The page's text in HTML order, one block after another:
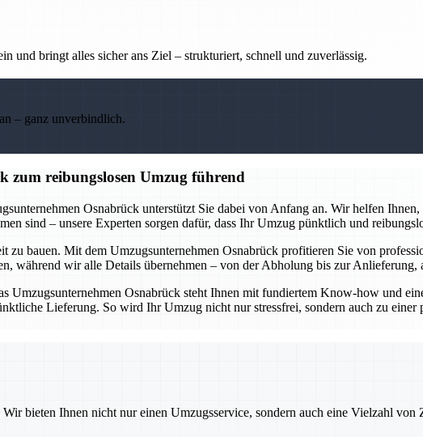
und bringt alles sicher ans Ziel – strukturiert, schnell und zuverlässig.
– ganz unverbindlich.
zum reibungslosen Umzug führend
Osnabrück unterstützt Sie dabei von Anfang an. Wir helfen
sind – unsere Experten sorgen dafür, dass Ihr Umzug pünktlich und
zu bauen. Mit dem Umzugsunternehmen Osnabrück profitieren Sie von
während wir alle Details übernehmen – von der Abholung bis zur Anlieferung,
Umzugsunternehmen Osnabrück steht Ihnen mit fundiertem Know-how und
Lieferung. So wird Ihr Umzug nicht nur stressfrei, sondern auch zu
bieten Ihnen nicht nur einen Umzugsservice, sondern auch eine Vielzahl